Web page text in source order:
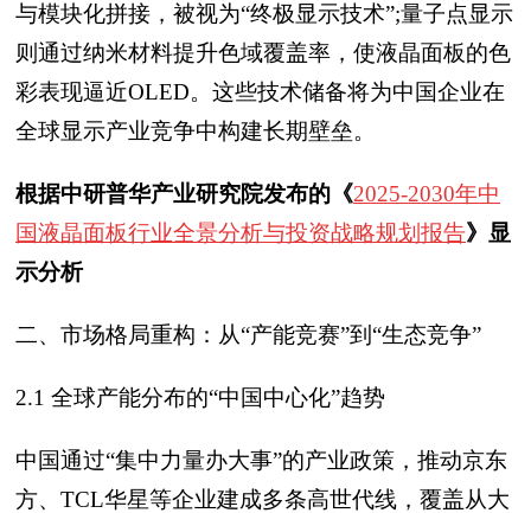
与模块化拼接，被视为“终极显示技术”;量子点显示
则通过纳米材料提升色域覆盖率，使液晶面板的色
彩表现逼近OLED。这些技术储备将为中国企业在
全球显示产业竞争中构建长期壁垒。
根据中研普华产业研究院发布的《2025-2030年中
国液晶面板行业全景分析与投资战略规划报告》显
示分析
二、市场格局重构：从“产能竞赛”到“生态竞争”
2.1 全球产能分布的“中国中心化”趋势
中国通过“集中力量办大事”的产业政策，推动京东
方、TCL华星等企业建成多条高世代线，覆盖从大